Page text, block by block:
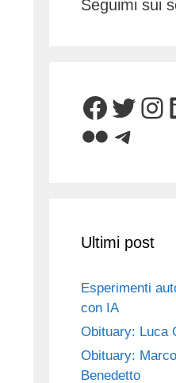
Seguimi sui
Flickr
Ultimi post
Esperimenti
con IA
Obituary: Luca
Obituary: Marco
Benedetto